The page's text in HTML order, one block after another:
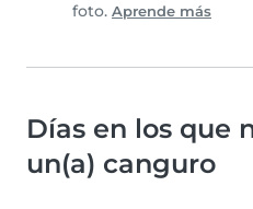
foto. Aprende más
Días en los que
un(a) canguro